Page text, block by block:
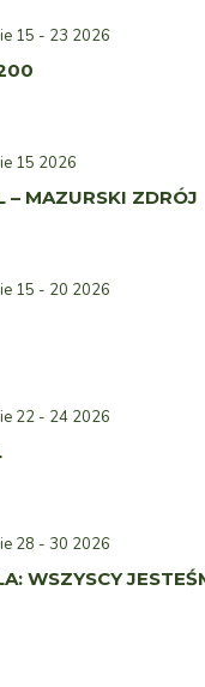
15 - 23 2026
15 2026
– MAZURSKI ZDRÓJ
15 - 20 2026
22 - 24 2026
28 - 30 2026
WSZYSCY